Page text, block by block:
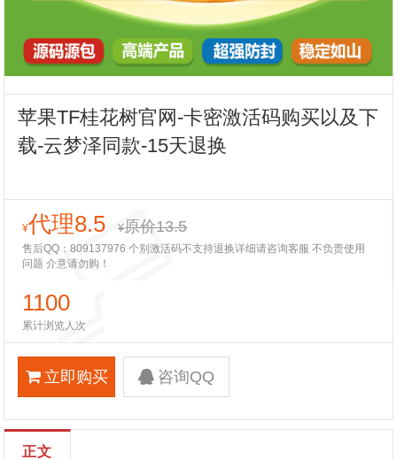
苹果TF桂花树官网-卡密激活码购买以及下
载-云梦泽同款-15天退换
¥代理8.5 ¥原价13.5
售后QQ：809137976 个别激活码不支持退换详细请咨询客服 不负责使用
问题 介意请勿购！
1100
累计浏览人次
立即购买 咨询QQ
正文